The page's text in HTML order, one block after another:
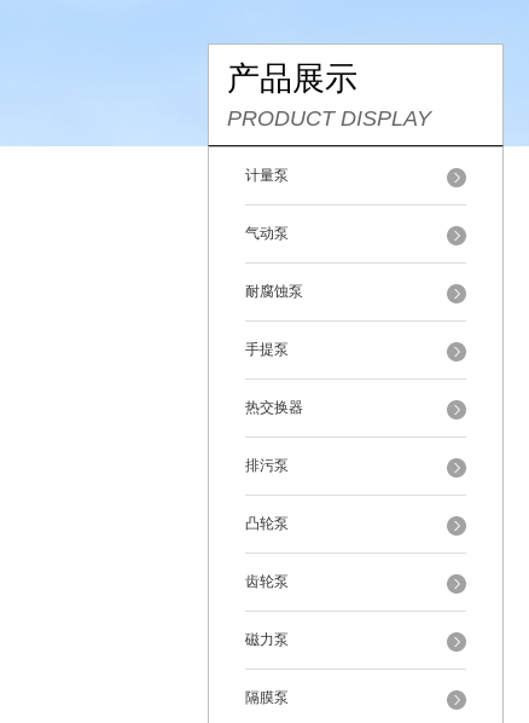
产品展示
PRODUCT DISPLAY
计量泵
气动泵
耐腐蚀泵
手提泵
热交换器
排污泵
凸轮泵
齿轮泵
磁力泵
隔膜泵